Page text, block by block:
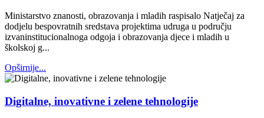
Ministarstvo znanosti, obrazovanja i mladih raspisalo Natječaj za
dodjelu bespovratnih sredstava projektima udruga u području
izvaninstitucionalnoga odgoja i obrazovanja djece i mladih u
školskoj g...
Opširnije...
Digitalne, inovativne i zelene tehnologije